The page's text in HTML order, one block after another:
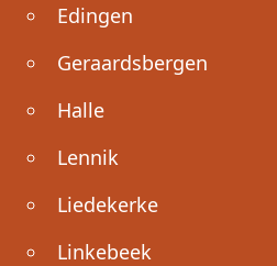
Edingen
Geraardsbergen
Halle
Lennik
Liedekerke
Linkebeek